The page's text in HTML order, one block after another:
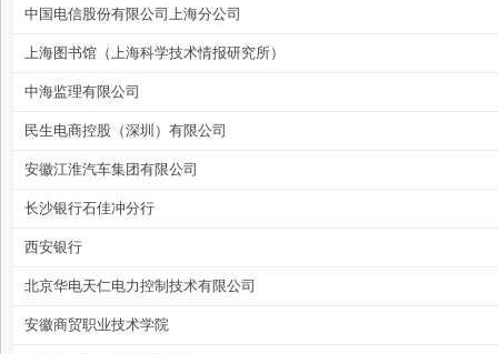
中国电信股份有限公司上海分公司
上海图书馆（上海科学技术情报研究所）
中海监理有限公司
民生电商控股（深圳）有限公司
安徽江淮汽车集团有限公司
长沙银行石佳冲分行
西安银行
北京华电天仁电力控制技术有限公司
安徽商贸职业技术学院